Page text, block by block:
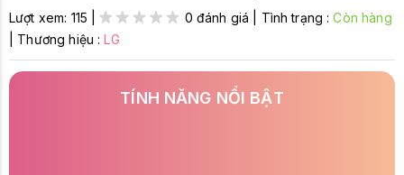
Lượt xem: 115 | 0 đánh giá Tình trạng :Còn hàng
Thương hiệu :LG
TÍNH NĂNG NỔI BẬT